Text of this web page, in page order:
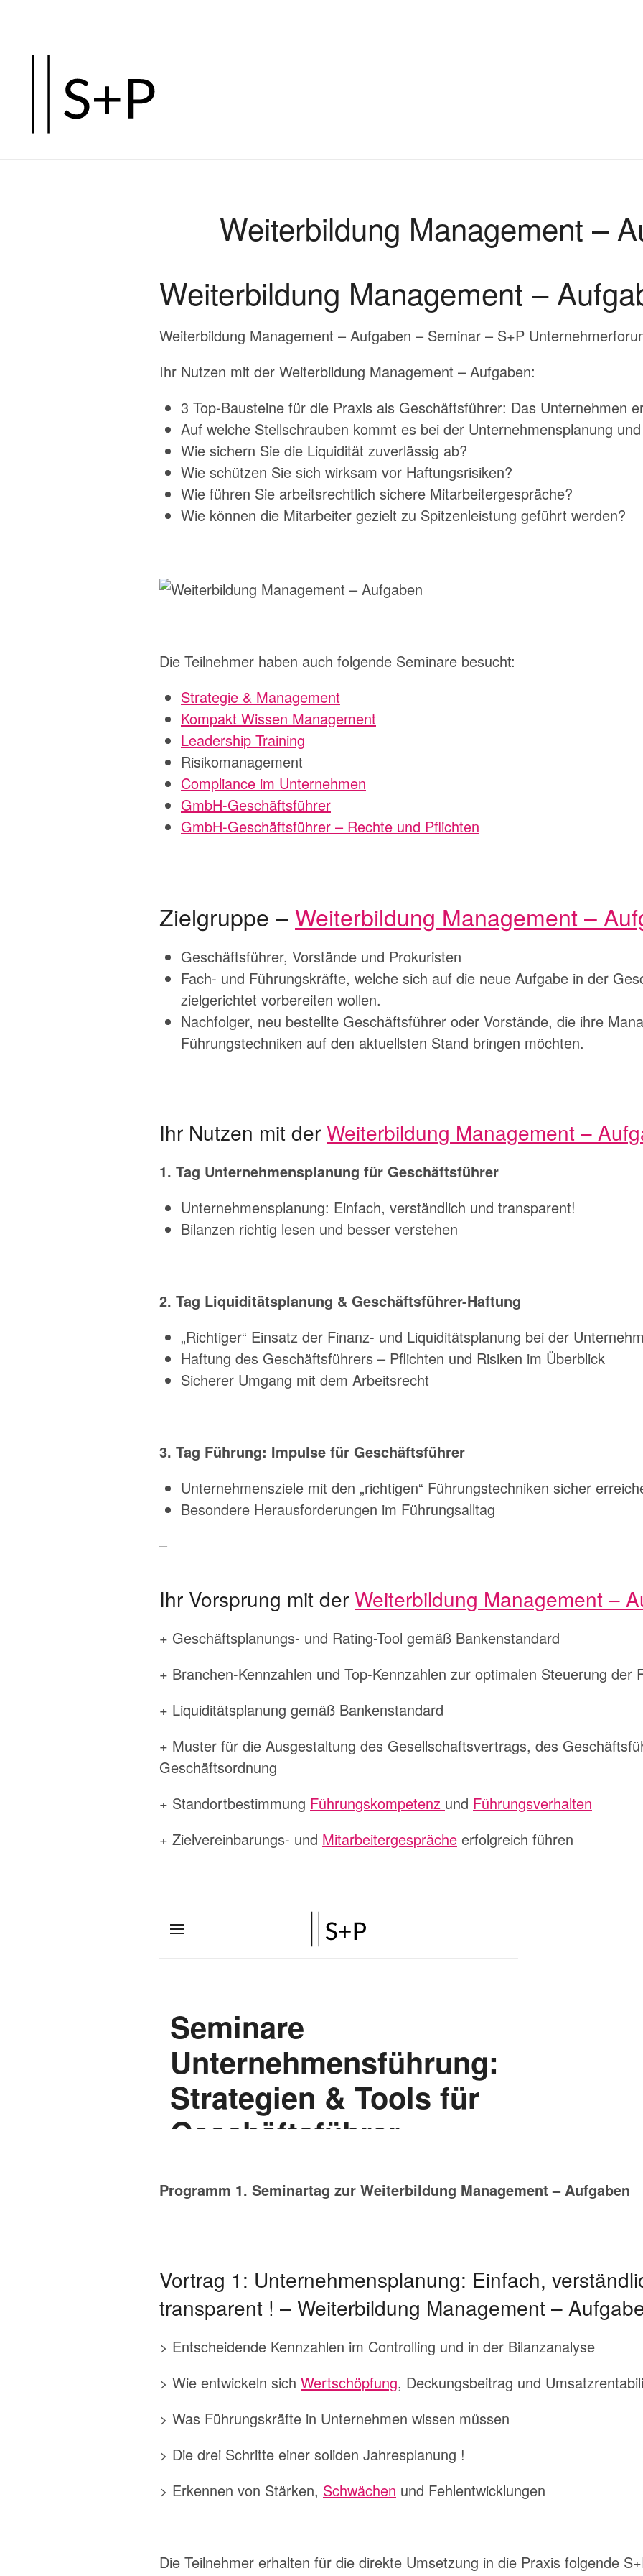
springen
Weiterbildung Management –
Weiterbildung Management –
Weiterbildung Management – Aufgaben – Seminar – S+P
Ihr Nutzen mit der Weiterbildung Management – Aufgaben:
3 Top-Bausteine für die Praxis als Geschäftsführer: Das Unternehmen
Auf welche Stellschrauben kommt es bei der Unternehmensplanung
Wie sichern Sie die Liquidität zuverlässig ab?
Wie schützen Sie sich wirksam vor Haftungsrisiken?
Wie führen Sie arbeitsrechtlich sichere Mitarbeitergespräche?
Wie können die Mitarbeiter gezielt zu Spitzenleistung geführt werden?
Die Teilnehmer haben auch folgende Seminare besucht:
Strategie & Management
Kompakt Wissen Management
Leadership Training
Risikomanagement
Compliance im Unternehmen
GmbH-Geschäftsführer
GmbH-Geschäftsführer – Rechte und Pflichten
Zielgruppe –Weiterbildung Management –
Geschäftsführer, Vorstände und Prokuristen
Fach- und Führungskräfte, welche sich auf die neue Aufgabe in der
zielgerichtet vorbereiten wollen.
Nachfolger, neu bestellte Geschäftsführer oder Vorstände, die ihre
Führungstechniken auf den aktuellsten Stand bringen möchten.
Ihr Nutzen mit der Weiterbildung Management –
1. Tag Unternehmensplanung für Geschäftsführer
Unternehmensplanung: Einfach, verständlich und transparent!
Bilanzen richtig lesen und besser verstehen
2. Tag Liquiditätsplanung & Geschäftsführer-Haftung
„Richtiger“ Einsatz der Finanz- und Liquiditätsplanung bei der
Haftung des Geschäftsführers – Pflichten und Risiken im Überblick
Sicherer Umgang mit dem Arbeitsrecht
3. Tag Führung: Impulse für Geschäftsführer
Unternehmensziele mit den „richtigen“ Führungstechniken sicher
Besondere Herausforderungen im Führungsalltag
–
Ihr Vorsprung mit der Weiterbildung Management –
+ Geschäftsplanungs- und Rating-Tool gemäß Bankenstandard
+ Branchen-Kennzahlen und Top-Kennzahlen zur optimalen Steuerung der
+ Liquiditätsplanung gemäß Bankenstandard
+ Muster für die Ausgestaltung des Gesellschaftsvertrags, des
Geschäftsordnung
+ Standortbestimmung Führungskompetenz und Führungsverhalten
+ Zielvereinbarungs- und Mitarbeitergespräche erfolgreich führen
Programm 1. Seminartag zur Weiterbildung Management – Aufgaben
Vortrag 1: Unternehmensplanung: Einfach,
transparent ! – Weiterbildung Management –
> Entscheidende Kennzahlen im Controlling und in der Bilanzanalyse
> Wie entwickeln sich Wertschöpfung, Deckungsbeitrag und
> Was Führungskräfte in Unternehmen wissen müssen
> Die drei Schritte einer soliden Jahresplanung !
> Erkennen von Stärken, Schwächen und Fehlentwicklungen
Die Teilnehmer erhalten für die direkte Umsetzung in die Praxis folgende